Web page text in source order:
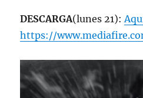
DESCARGA(lunes 21):
https://